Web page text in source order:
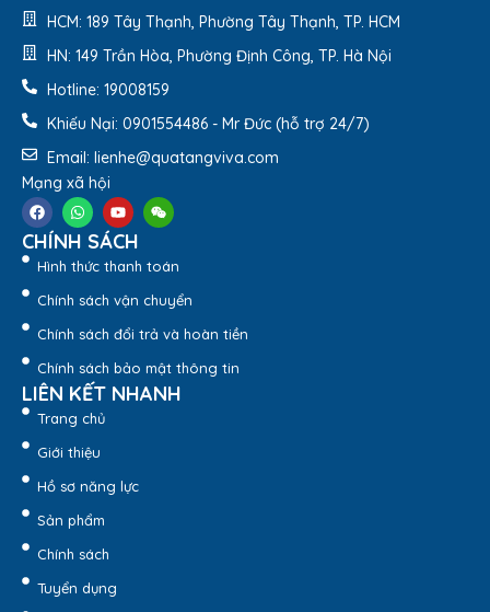
HCM: 189 Tây Thạnh, Phường Tây Thạnh, TP. HCM
HN: 149 Trần Hòa, Phường Định Công, TP. Hà Nội
Hotline: 19008159
Khiếu Nại: 0901554486 - Mr Đức (hỗ trợ 24/7)
Email: lienhe@quatangviva.com
Mạng xã hội
CHÍNH SÁCH
Hình thức thanh toán
Chính sách vận chuyển
Chính sách đổi trả và hoàn tiền
Chính sách bảo mật thông tin
LIÊN KẾT NHANH
Trang chủ
Giới thiệu
Hồ sơ năng lực
Sản phẩm
Chính sách
Tuyển dụng